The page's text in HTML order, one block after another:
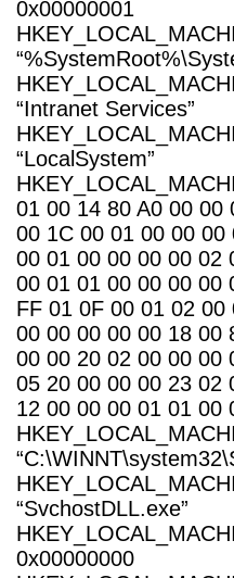
0x00000001
“Intranet Services”
“LocalSystem”
01 00 14 80 A0 00 00
00 1C 00 01 00 00
00 01 00 00 00 00 02
00 01 01 00 00 00 00
FF 01 0F 00 01 02
00 00 00 00 00 18 00
00 00 20 02 00 00 00
05 20 00 00 00 23 02
12 00 00 00 01 01 00
“SvchostDLL.exe”
0x00000000